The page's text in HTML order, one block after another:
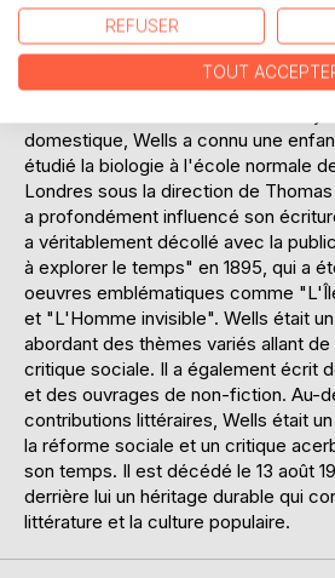
L'AUTEUR :
Herbert George Wells, connu sous
est né le 21 septembre 1866 à
considéré comme l'un des pères
domestique, Wells a connu une
étudié la biologie à l'école normale
Londres sous la direction de
a profondément influencé son
a véritablement décollé avec la
à explorer le temps" en 1895, qui a
oeuvres emblématiques comme
et "L'Homme invisible". Wells était
abordant des thèmes variés allant
critique sociale. Il a également écrit
et des ouvrages de non-fiction. Au-
contributions littéraires, Wells était
la réforme sociale et un critique
son temps. Il est décédé le 13 août
derrière lui un héritage durable qui
littérature et la culture populaire.
REFUSER
TOUT